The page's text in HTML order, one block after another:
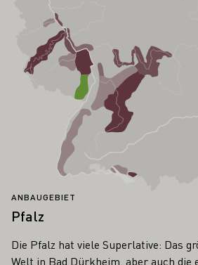
ANBAUGEBIET
Pfalz
Die Pfalz hat viele Superlative: Das
Welt in Bad Dürkheim, aber auch die